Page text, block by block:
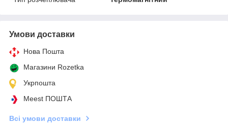
Умови доставки
Нова Пошта
Магазини Rozetka
Укрпошта
Meest ПОШТА
Всі умови доставки